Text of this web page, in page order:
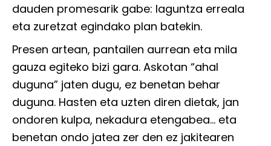
dauden promesarik gabe: laguntza erreala
eta zuretzat egindako plan batekin.
Presen artean, pantailen aurrean eta mila
gauza egiteko bizi gara. Askotan “ahal
duguna” jaten dugu, ez benetan behar
duguna. Hasten eta uzten diren dietak, jan
ondoren kulpa, nekadura etengabea… eta
benetan ondo jatea zer den ez jakitearen